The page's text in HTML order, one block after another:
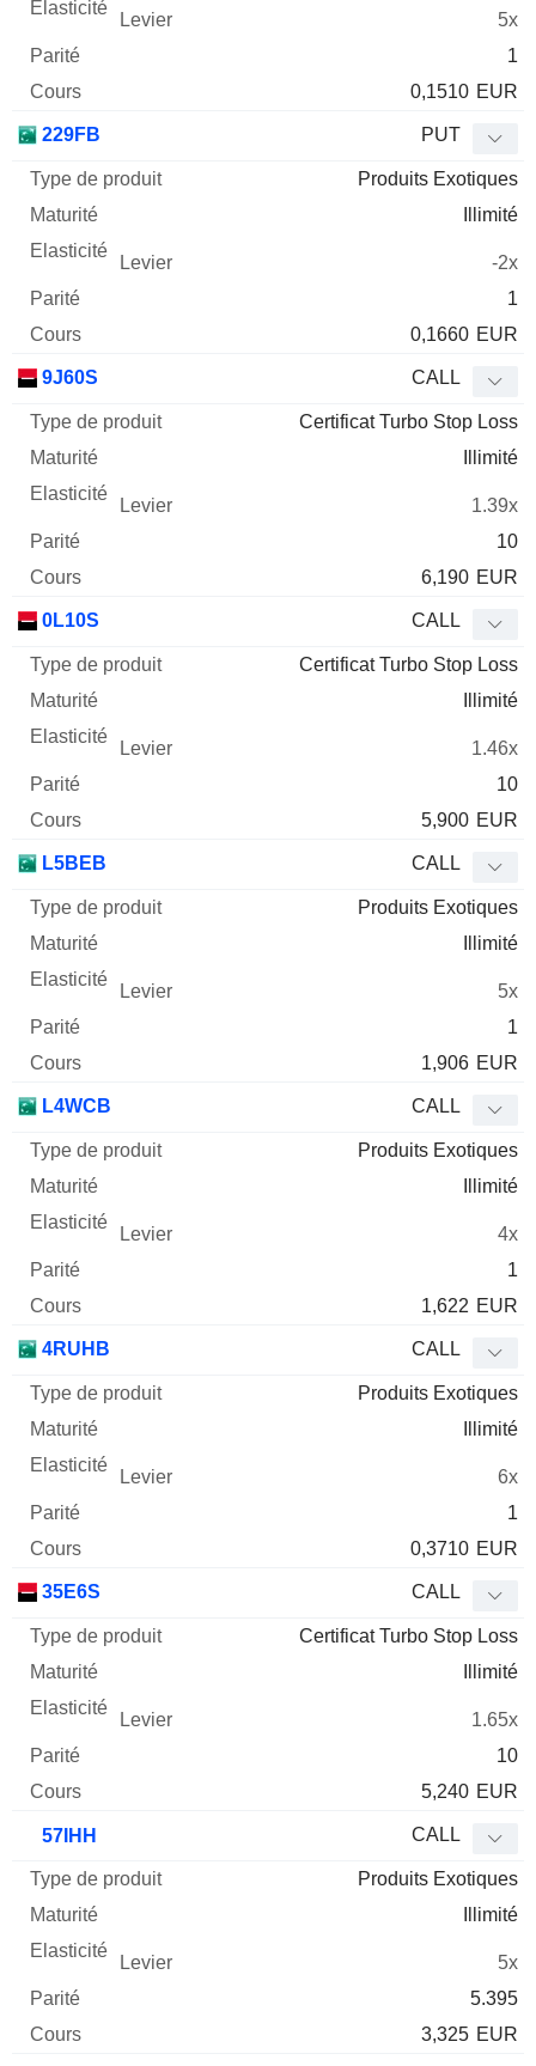
5x
1
0,1510 EUR
229FB PUT
Produits Exotiques
Illimité
-2x
1
0,1660 EUR
9J60S CALL
Certificat Turbo Stop Loss
Illimité
1.39x
10
6,190 EUR
0L10S CALL
Certificat Turbo Stop Loss
Illimité
1.46x
10
5,900 EUR
L5BEB CALL
Produits Exotiques
Illimité
5x
1
1,906 EUR
L4WCB CALL
Produits Exotiques
Illimité
4x
1
1,622 EUR
4RUHB CALL
Produits Exotiques
Illimité
6x
1
0,3710 EUR
35E6S CALL
Certificat Turbo Stop Loss
Illimité
1.65x
10
5,240 EUR
57IHH CALL
Produits Exotiques
Illimité
5x
5.395
3,325 EUR